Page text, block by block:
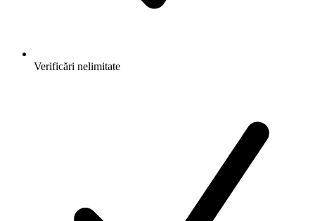
Verificări nelimitate